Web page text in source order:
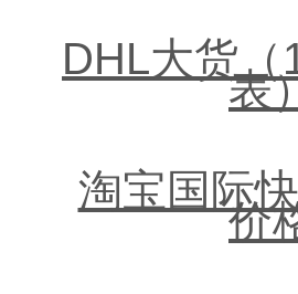
DHL大货（
表
淘宝国际
价